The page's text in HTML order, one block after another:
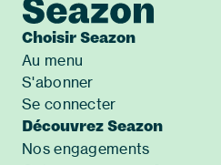
Choisir Seazon
Au menu
S'abonner
Se connecter
Découvrez Seazon
Nos engagements